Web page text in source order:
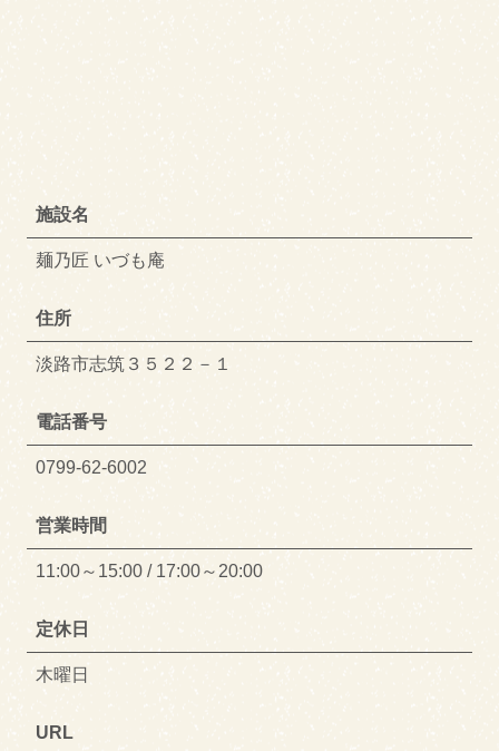
施設名
麺乃匠 いづも庵
住所
淡路市志筑３５２２－１
電話番号
0799-62-6002
営業時間
11:00～15:00 / 17:00～20:00
定休日
木曜日
URL